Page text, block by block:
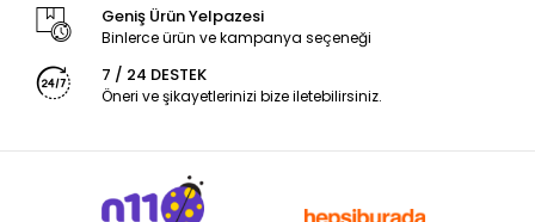
Geniş Ürün Yelpazesi
Binlerce ürün ve kampanya seçeneği
7 / 24 DESTEK
Öneri ve şikayetlerinizi bize iletebilirsiniz.